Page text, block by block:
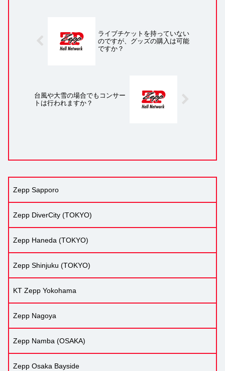
ライブチケットを持っていない
のですが、グッズの購入は可能
ですか？
台風や大雪の場合でもコンサー
トは行われますか？
Zepp Sapporo
Zepp DiverCity (TOKYO)
Zepp Haneda (TOKYO)
Zepp Shinjuku (TOKYO)
KT Zepp Yokohama
Zepp Nagoya
Zepp Namba (OSAKA)
Zepp Osaka Bayside